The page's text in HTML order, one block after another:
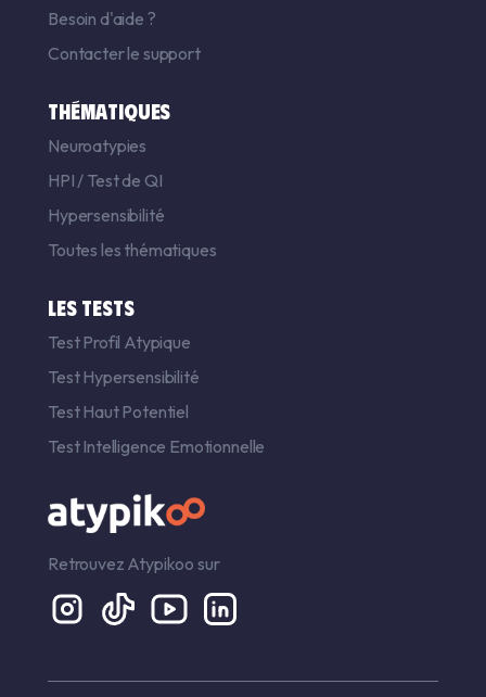
Besoin d'aide ?
Contacter le support
THÉMATIQUES
Neuroatypies
HPI / Test de QI
Hypersensibilité
Toutes les thématiques
LES TESTS
Test Profil Atypique
Test Hypersensibilité
Test Haut Potentiel
Test Intelligence Emotionnelle
Retrouvez Atypikoo sur